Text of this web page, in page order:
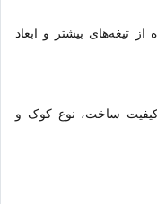
استفاده از تیغه‌های بیشتر و ابعاد
ساخت، نوع کوک و